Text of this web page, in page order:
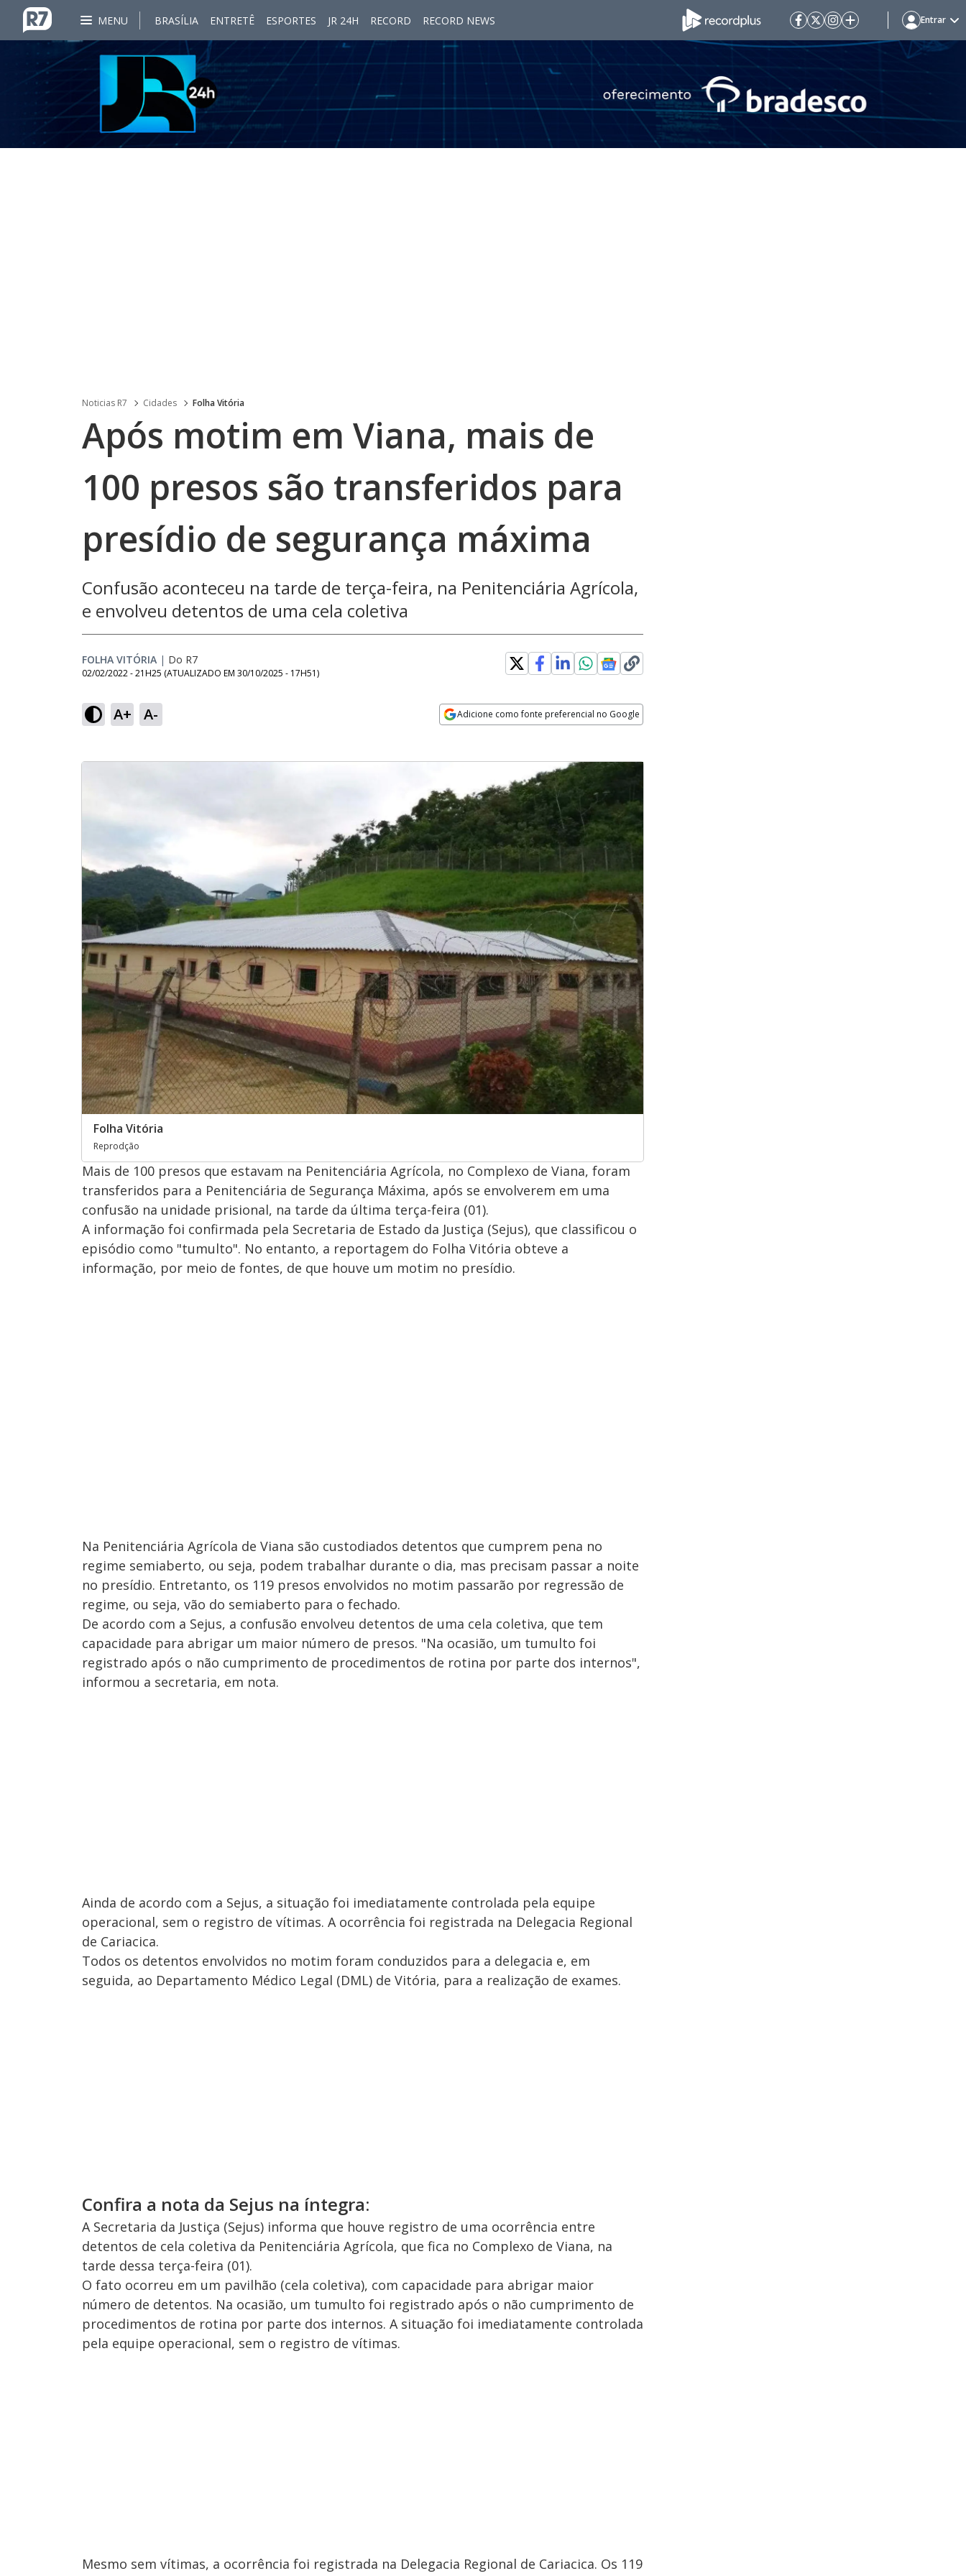
MENU BRASÍLIA ENTRETÊ ESPORTES JR 24H RECORD RECORD NEWS Entrar
Noticias R7 Cidades Folha Vitória
Após motim em Viana, mais de
100 presos são transferidos para
presídio de segurança máxima
Confusão aconteceu na tarde de terça-feira, na Penitenciária Agrícola,
e envolveu detentos de uma cela coletiva
FOLHA VITÓRIA | Do R7
02/02/2022 - 21H25 (ATUALIZADO EM 30/10/2025 - 17H51)
A+ A- Adicione como fonte preferencial no Google
Folha Vitória
Reprodção
Mais de 100 presos que estavam na Penitenciária Agrícola, no Complexo de Viana, foram
transferidos para a Penitenciária de Segurança Máxima, após se envolverem em uma
confusão na unidade prisional, na tarde da última terça-feira (01).
A informação foi confirmada pela Secretaria de Estado da Justiça (Sejus), que classificou o
episódio como "tumulto". No entanto, a reportagem do Folha Vitória obteve a
informação, por meio de fontes, de que houve um motim no presídio.
Na Penitenciária Agrícola de Viana são custodiados detentos que cumprem pena no
regime semiaberto, ou seja, podem trabalhar durante o dia, mas precisam passar a noite
no presídio. Entretanto, os 119 presos envolvidos no motim passarão por regressão de
regime, ou seja, vão do semiaberto para o fechado.
De acordo com a Sejus, a confusão envolveu detentos de uma cela coletiva, que tem
capacidade para abrigar um maior número de presos. "Na ocasião, um tumulto foi
registrado após o não cumprimento de procedimentos de rotina por parte dos internos",
informou a secretaria, em nota.
Ainda de acordo com a Sejus, a situação foi imediatamente controlada pela equipe
operacional, sem o registro de vítimas. A ocorrência foi registrada na Delegacia Regional
de Cariacica.
Todos os detentos envolvidos no motim foram conduzidos para a delegacia e, em
seguida, ao Departamento Médico Legal (DML) de Vitória, para a realização de exames.
Confira a nota da Sejus na íntegra:
A Secretaria da Justiça (Sejus) informa que houve registro de uma ocorrência entre
detentos de cela coletiva da Penitenciária Agrícola, que fica no Complexo de Viana, na
tarde dessa terça-feira (01).
O fato ocorreu em um pavilhão (cela coletiva), com capacidade para abrigar maior
número de detentos. Na ocasião, um tumulto foi registrado após o não cumprimento de
procedimentos de rotina por parte dos internos. A situação foi imediatamente controlada
pela equipe operacional, sem o registro de vítimas.
Mesmo sem vítimas, a ocorrência foi registrada na Delegacia Regional de Cariacica. Os 119